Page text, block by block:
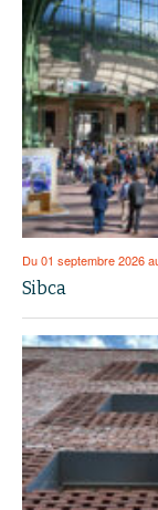
Du 01 septembre 2026
Sibca